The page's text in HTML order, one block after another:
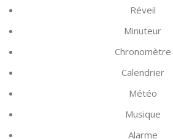
Réveil
Minuteur
Chronomètre
Calendrier
Météo
Musique
Alarme